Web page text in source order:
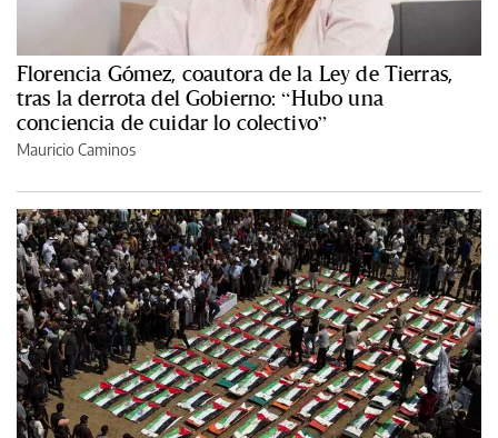
Florencia Gómez, coautora de la Ley de Tierras,
tras la derrota del Gobierno: “Hubo una
conciencia de cuidar lo colectivo”
Mauricio Caminos